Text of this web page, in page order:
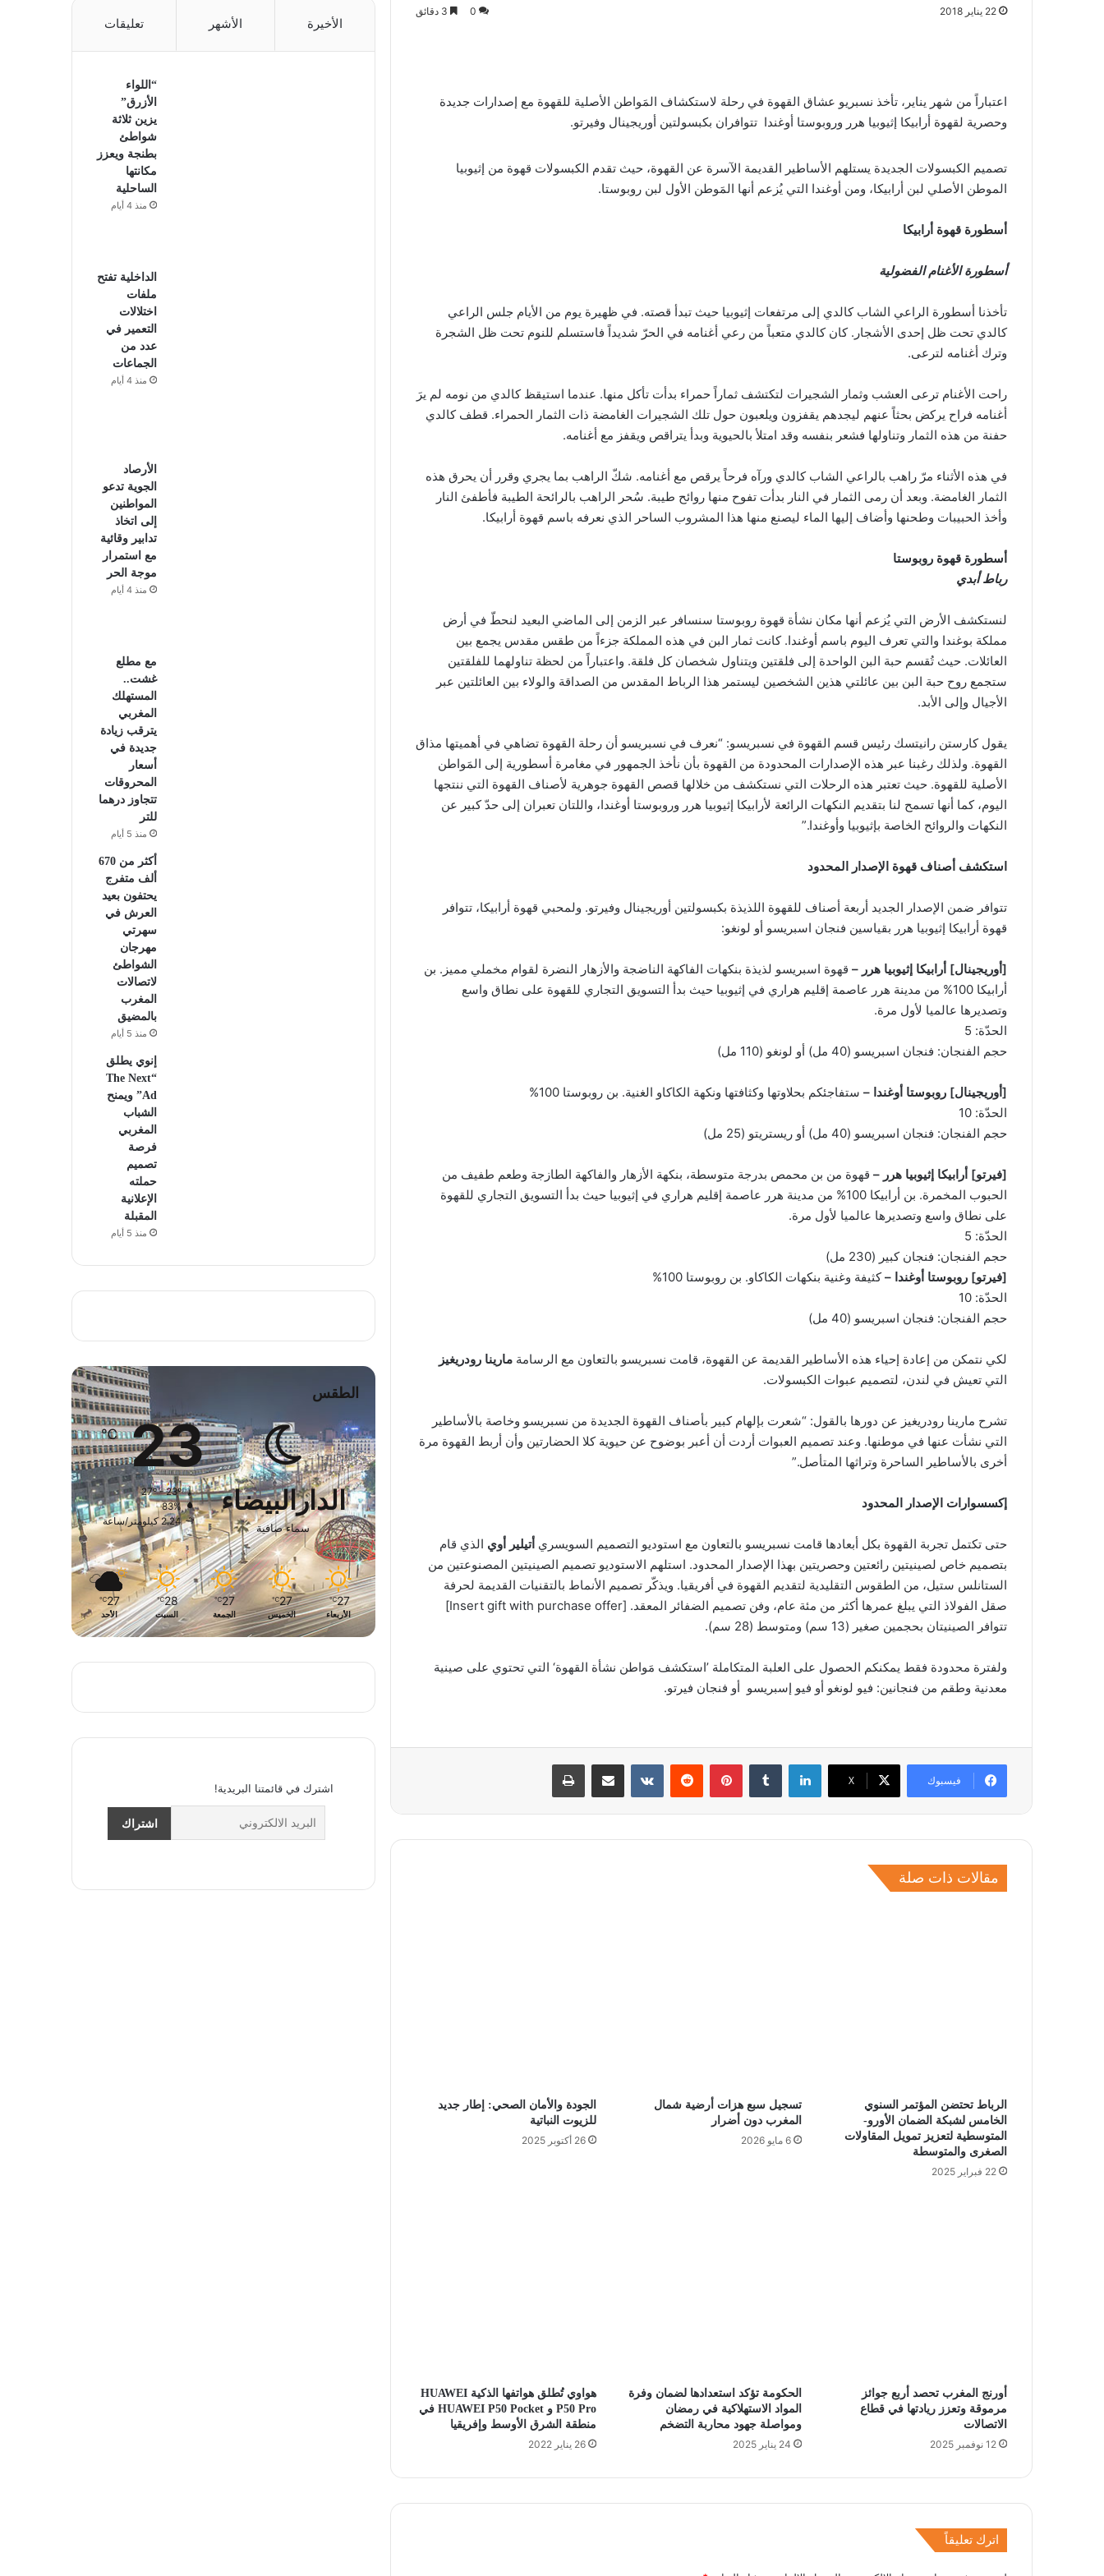
22 يناير 2018 0
اعتباراً من شهر يناير، تأخذ نسبريو عشاق القهوة في رحلة لاستكشاف المَواطن الأصلية للقهوة مع إصدارات جديدة
وحصرية لقهوة أرابيكا إثيوبيا هرر وروبوستا أوغندا تتوافران بكبسولتين أوريجينال وفيرتو.
تصميم الكبسولات الجديدة يستلهم الأساطير القديمة الآسرة عن القهوة، حيث تقدم الكبسولات قهوة من إثيوبيا
الموطن الأصلي لبن أرابيكا، ومن أوغندا التي يُزعم أنها المَوطن الأول لبن روبوستا.
أسطورة قهوة أرابيكا
أسطورة الأغنام الفضولية
تأخذنا أسطورة الراعي الشاب كالدي إلى مرتفعات إثيوبيا حيث تبدأ قصته. في ظهيرة يوم من الأيام جلس الراعي
كالدي تحت ظل إحدى الأشجار. كان كالدي متعباً من رعي أغنامه في الحرّ شديداً فاستسلم للنوم تحت ظل الشجرة
وترك أغنامه لترعى.
راحت الأغنام ترعى العشب وثمار الشجيرات لتكتشف ثماراً حمراء بدأت تأكل منها. عندما استيقظ كالدي من نومه لم يرَ
أغنامه فراح يركض بحثاً عنهم ليجدهم يقفزون ويلعبون حول تلك الشجيرات الغامضة ذات الثمار الحمراء. قطف كالدي
حفنة من هذه الثمار وتناولها فشعر بنفسه وقد امتلأ بالحيوية وبدأ يتراقص ويقفز مع أغنامه.
في هذه الأثناء مرّ راهب بالراعي الشاب كالدي ورآه فرحاً يرقص مع أغنامه. شكّ الراهب بما يجري وقرر أن يحرق هذه
الثمار الغامضة. وبعد أن رمى الثمار في النار بدأت تفوح منها روائح طيبة. سُحر الراهب بالرائحة الطيبة فأطفئ النار
وأخذ الحبيبات وطحنها وأضاف إليها الماء ليصنع منها هذا المشروب الساحر الذي نعرفه باسم قهوة أرابيكا.
أسطورة قهوة روبوستا
رباط أبدي
لنستكشف الأرض التي يُزعم أنها مكان نشأة قهوة روبوستا سنسافر عبر الزمن إلى الماضي البعيد لنحطّ في أرض
مملكة بوغندا والتي تعرف اليوم باسم أوغندا. كانت ثمار البن في هذه المملكة جزءاً من طقس مقدس يجمع بين
العائلات. حيث تُقسم حبة البن الواحدة إلى فلقتين ويتناول شخصان كل فلقة. واعتباراً من لحظة تناولهما للفلقتين
ستجمع روح حبة البن بين عائلتي هذين الشخصين ليستمر هذا الرباط المقدس من الصداقة والولاء بين العائلتين عبر
الأجيال وإلى الأبد.
يقول كارستن رانيتسك رئيس قسم القهوة في نسبريسو: “نعرف في نسبريسو أن رحلة القهوة تضاهي في أهميتها مذاق
القهوة. ولذلك رغبنا عبر هذه الإصدارات المحدودة من القهوة بأن نأخذ الجمهور في مغامرة أسطورية إلى المَواطن
الأصلية للقهوة. حيث تعتبر هذه الرحلات التي نستكشف من خلالها قصص القهوة جوهرية لأصناف القهوة التي ننتجها
اليوم، كما أنها تسمح لنا بتقديم النكهات الرائعة لأرابيكا إثيوبيا هرر وروبوستا أوغندا، واللتان تعبران إلى حدّ كبير عن
النكهات والروائح الخاصة بإثيوبيا وأوغندا.”
استكشف أصناف قهوة الإصدار المحدود
تتوافر ضمن الإصدار الجديد أربعة أصناف للقهوة اللذيذة بكبسولتين أوريجينال وفيرتو. ولمحبي قهوة أرابيكا، تتوافر
قهوة أرابيكا إثيوبيا هرر بقياسين فنجان اسبريسو أو لونغو:
[أوريجينال] أرابيكا إثيوبيا هرر – قهوة اسبريسو لذيذة بنكهات الفاكهة الناضجة والأزهار النضرة لقوام مخملي مميز. بن
أرابيكا 100% من مدينة هرر عاصمة إقليم هراري في إثيوبيا حيث بدأ التسويق التجاري للقهوة على نطاق واسع
وتصديرها عالميا لأول مرة.
الحدّة: 5
حجم الفنجان: فنجان اسبريسو (40 مل) أو لونغو (110 مل)
[أوريجينال] روبوستا أوغندا – ستفاجئكم بحلاوتها وكثافتها ونكهة الكاكاو الغنية. بن روبوستا 100%
الحدّة: 10
حجم الفنجان: فنجان اسبريسو (40 مل) أو ريستريتو (25 مل)
[فيرتو] أرابيكا إثيوبيا هرر – قهوة من بن محمص بدرجة متوسطة، بنكهة الأزهار والفاكهة الطازجة وطعم طفيف من
الحبوب المخمرة. بن أرابيكا 100% من مدينة هرر عاصمة إقليم هراري في إثيوبيا حيث بدأ التسويق التجاري للقهوة
على نطاق واسع وتصديرها عالميا لأول مرة.
الحدّة: 5
حجم الفنجان: فنجان كبير (230 مل)
[فيرتو] روبوستا أوغندا –كثيفة وغنية بنكهات الكاكاو. بن روبوستا 100%
الحدّة: 10
حجم الفنجان: فنجان اسبريسو (40 مل)
لكي نتمكن من إعادة إحياء هذه الأساطير القديمة عن القهوة، قامت نسبريسو بالتعاون مع الرسامة مارينا رودريغيز
التي تعيش في لندن، لتصميم عبوات الكبسولات.
تشرح مارينا رودريغيز عن دورها بالقول: “شعرت بإلهام كبير بأصناف القهوة الجديدة من نسبريسو وخاصة بالأساطير
التي نشأت عنها في موطنها. وعند تصميم العبوات أردت أن أعبر بوضوح عن حيوية كلا الحضارتين وأن أربط القهوة مرة
أخرى بالأساطير الساحرة وتراثها المتأصل.”
إكسسوارات الإصدار المحدود
حتى تكتمل تجربة القهوة بكل أبعادها قامت نسبريسو بالتعاون مع استوديو التصميم السويسري أتيلير أوي الذي قام
بتصميم خاص لصينيتين رائعتين وحصريتين بهذا الإصدار المحدود. استلهم الاستوديو تصميم الصينيتين المصنوعتين من
الستانلس ستيل، من الطقوس التقليدية لتقديم القهوة في أفريقيا. ويذكّر تصميم الأنماط بالتقنيات القديمة لحرفة
صقل الفولاذ التي يبلغ عمرها أكثر من مئة عام، وفن تصميم الضفائر المعقد. [Insert gift with purchase offer]
تتوافر الصينيتان بحجمين صغير (13 سم) ومتوسط (28 سم).
ولفترة محدودة فقط يمكنكم الحصول على العلبة المتكاملة ’استكشف مَواطن نشأة القهوة‘ التي تحتوي على صينية
معدنية وطقم من فنجانين: فيو لونغو أو فيو إسبريسو أو فنجان فيرتو.
فيسبوك ‫X
لينكدإن بينتيريست مشاركة عبر البريد طباعة
مقالات ذات صلة
الرباط تحتضن المؤتمر السنوي
الخامس لشبكة الضمان الأورو-
المتوسطية لتعزيز تمويل المقاولات
الصغرى والمتوسطة
22 فبراير 2025
تسجيل سبع هزات أرضية شمال
المغرب دون أضرار
6 مايو 2026
الجودة والأمان الصحي: إطار جديد
للزيوت النباتية
26 أكتوبر 2025
أورنج المغرب تحصد أربع جوائز
مرموقة وتعزز ريادتها في قطاع
الاتصالات
12 نوفمبر 2025
الحكومة تؤكد استعدادها لضمان وفرة
المواد الاستهلاكية في رمضان
ومواصلة جهود محاربة التضخم
24 يناير 2025
هواوي تُطلق هواتفها الذكية HUAWEI
P50 Pro و HUAWEI P50 Pocket في
منطقة الشرق الأوسط وإفريقيا
26 يناير 2022
اترك تعليقاً
الأخيرة الأشهر تعليقات
“اللواء
الأزرق”
يزين ثلاثة
شواطئ
بطنجة ويعزز
مكانتها
الساحلية
منذ 4 أيام
الداخلية تفتح
ملفات
اختلالات
التعمير في
عدد من
الجماعات
منذ 4 أيام
الأرصاد
الجوية تدعو
المواطنين
إلى اتخاذ
تدابير وقائية
مع استمرار
موجة الحر
منذ 4 أيام
مع مطلع
غشت..
المستهلك
المغربي
يترقب زيادة
جديدة في
أسعار
المحروقات
تتجاوز درهما
للتر
منذ 5 أيام
أكثر من 670
ألف متفرج
يحتفون بعيد
العرش في
سهرتي
مهرجان
الشواطئ
لاتصالات
المغرب
بالمضيق
منذ 5 أيام
إنوي يطلق
“The Next
Ad” ويمنح
الشباب
المغربي
فرصة
تصميم
حملته
الإعلانية
المقبلة
منذ 5 أيام
الطقس
الدارالبيضاء
سماء صافية
23
℃
27º - 23º
83%
2.24 كيلومتر/ساعة
27
℃
الأربعاء
27
℃
الخميس
27
℃
الجمعة
28
℃
السبت
27
℃
الأحد
اشترك في قائمتنا البريدية!